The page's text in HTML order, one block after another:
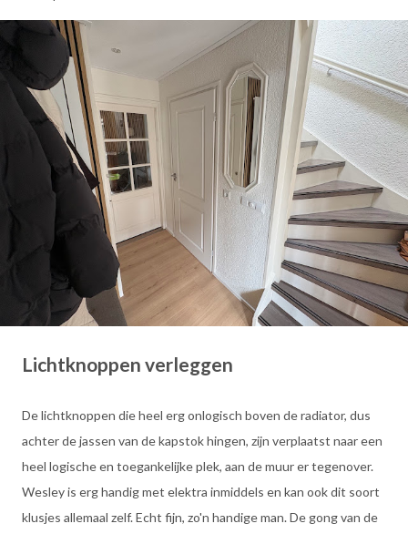
Lichtknoppen verleggen
De lichtknoppen die heel erg onlogisch boven de radiator, dus
achter de jassen van de kapstok hingen, zijn verplaatst naar een
heel logische en toegankelijke plek, aan de muur er tegenover.
Wesley is erg handig met elektra inmiddels en kan ook dit soort
klusjes allemaal zelf. Echt fijn, zo'n handige man. De gong van de